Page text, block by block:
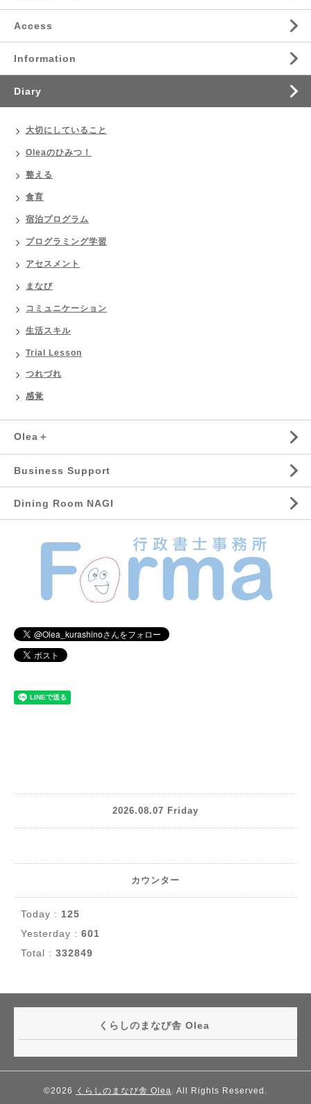
Access
Information
Diary
大切にしていること
Oleaのひみつ！
整える
食育
宿泊プログラム
プログラミング学習
アセスメント
まなび
コミュニケーション
生活スキル
Trial Lesson
つれづれ
感覚
Olea＋
Business Support
Dining Room NAGI
2026.08.07 Friday
カウンター
Today : 125
Yesterday : 601
Total : 332849
くらしのまなび舎 Olea
©2026 くらしのまなび舎 Olea. All Rights Reserved.